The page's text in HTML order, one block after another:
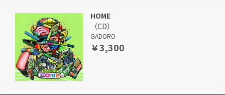
HOME
（CD）
GADORO
￥3,300